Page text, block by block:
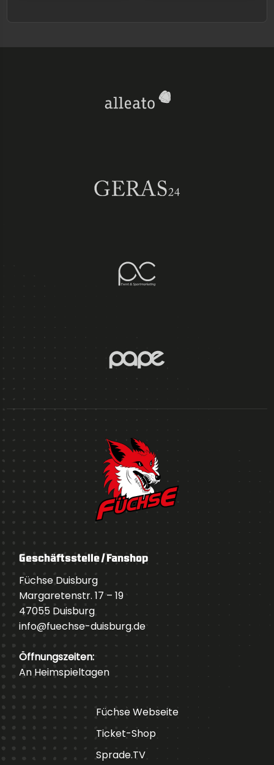
Geschäftsstelle / Fanshop
Füchse Duisburg
Margaretenstr. 17 – 19
47055 Duisburg
info@fuechse-duisburg.de
Öffnungszeiten:
An Heimspieltagen
Füchse Webseite
Ticket-Shop
Sprade.TV